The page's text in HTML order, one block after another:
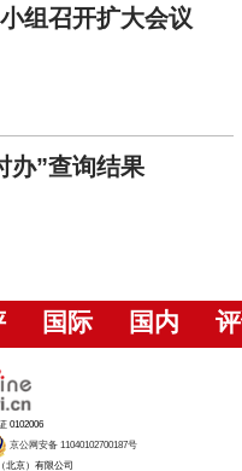
组召开扩大会议
办”查询结果
国际 国内
0102006
京公网安备 11040102700187号
北京）有限公司